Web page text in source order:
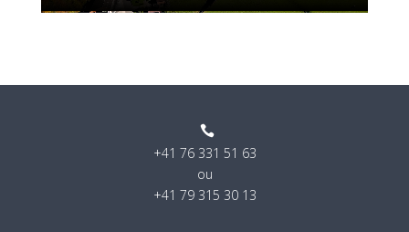

+41 76 331 51 63
ou
+41 79 315 30 13